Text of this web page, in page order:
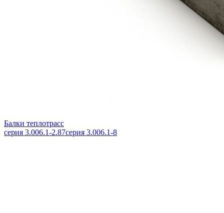
Балки теплотрасс
серия 3.006.1-2.87серия 3.006.1-8